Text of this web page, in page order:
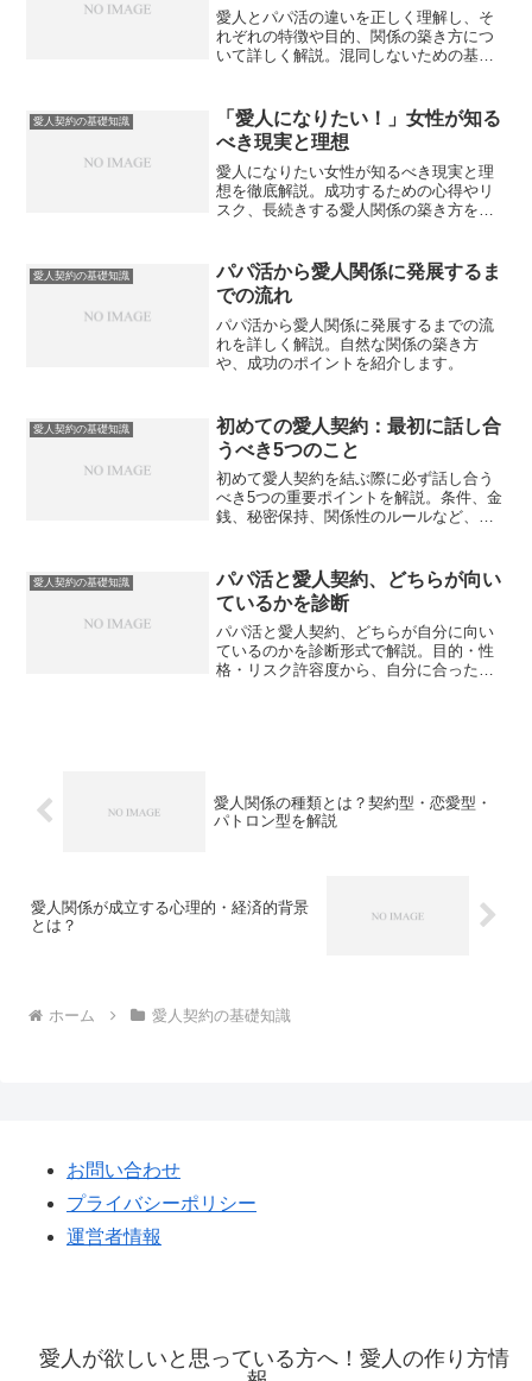
愛人とパパ活の違いを正しく理解し、そ
れぞれの特徴や目的、関係の築き方につ
いて詳しく解説。混同しないための基礎
愛人契約の基礎知識
「愛人になりたい！」女性が知る
べき現実と理想
愛人になりたい女性が知るべき現実と理
想を徹底解説。成功するための心得やリ
スク、長続きする愛人関係の築き方を詳
愛人契約の基礎知識
パパ活から愛人関係に発展するま
での流れ
パパ活から愛人関係に発展するまでの流
れを詳しく解説。自然な関係の築き方
や、成功のポイントを紹介します。
愛人契約の基礎知識
初めての愛人契約：最初に話し合
うべき5つのこと
初めて愛人契約を結ぶ際に必ず話し合う
べき5つの重要ポイントを解説。条件、金
銭、秘密保持、関係性のルールなど、安
愛人契約の基礎知識
パパ活と愛人契約、どちらが向い
ているかを診断
パパ活と愛人契約、どちらが自分に向い
ているのかを診断形式で解説。目的・性
格・リスク許容度から、自分に合った関
愛人関係の種類とは？契約型・恋愛型・
パトロン型を解説
愛人関係が成立する心理的・経済的背景
とは？
ホーム 愛人契約の基礎知識
お問い合わせ
プライバシーポリシー
運営者情報
愛人が欲しいと思っている方へ！愛人の作り方情